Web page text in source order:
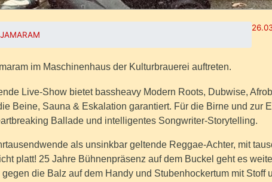
JAMARAM
im Maschinenhaus der Kulturbrauerei auftreten.
Live-Show bietet bassheavy Modern Roots, Dubwise,
Beine, Sauna & Eskalation garantiert. Für die Birne und zur
Ballade und intelligentes Songwriter-Storytelling.
als unsinkbar geltende Reggae-Achter, mit
platt! 25 Jahre Bühnenpräsenz auf dem Buckel geht es
die Balz auf dem Handy und Stubenhockertum mit Stoff